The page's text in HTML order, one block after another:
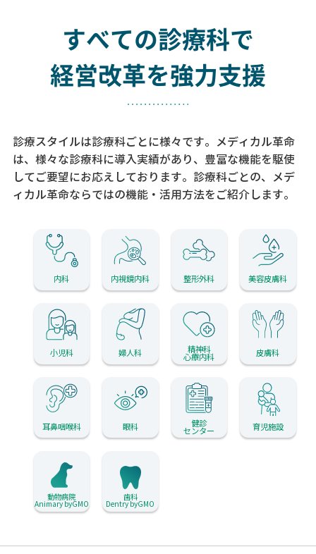
すべての診療科で
経営改革を強力支援
診療スタイルは診療科ごとに様々です。メディカル革命
は、様々な診療科に導入実績があり、 豊富な機能を駆使
してご要望にお応えしております。 診療科ごとの、メデ
ィカル革命ならではの機能・活用方法をご紹介します。
内科 内視鏡内科 整形外科 美容皮膚科
小児科 婦人科 精神科
心療内科 皮膚科
耳鼻咽喉科 眼科 健診
センター 育児施設
動物病院
Animary byGMO
歯科
Dentry byGMO